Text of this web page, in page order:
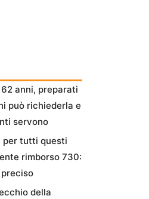
anni, preparati
può richiederla e
servono
per tutti questi
rimborso 730:
preciso
della